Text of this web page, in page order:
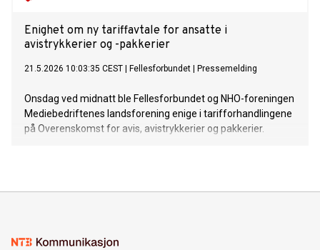
Enighet om ny tariffavtale for ansatte i
avistrykkerier og -pakkerier
21.5.2026 10:03:35 CEST Fellesforbundet Pressemelding
Onsdag ved midnatt ble Fellesforbundet og NHO-foreningen
Mediebedriftenes landsforening enige i tarifforhandlingene
på Overenskomst for avis, avistrykkerier og pakkerier.